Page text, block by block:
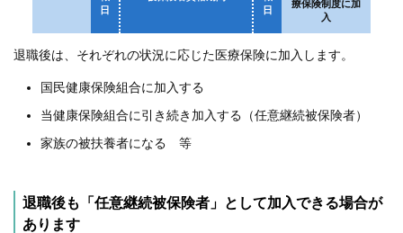
日
日
療保険制度に加
入
退職後は、それぞれの状況に応じた医療保険に加入します。
国民健康保険組合に加入する
当健康保険組合に引き続き加入する（任意継続被保険者）
家族の被扶養者になる 等
退職後も「任意継続被保険者」として加入できる場合が
あります